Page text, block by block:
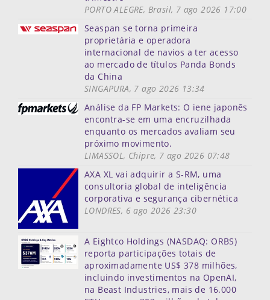
PORTO ALEGRE, Brasil, 7 ago 2026 17:00
Seaspan se torna primeira
proprietária e operadora
internacional de navios a ter acesso
ao mercado de títulos Panda Bonds
da China
SINGAPURA, 7 ago 2026 13:34
Análise da FP Markets: O iene japonês
encontra-se em uma encruzilhada
enquanto os mercados avaliam seu
próximo movimento.
LIMASSOL, Chipre, 7 ago 2026 07:48
AXA XL vai adquirir a S-RM, uma
consultoria global de inteligência
corporativa e segurança cibernética
LONDRES, 6 ago 2026 23:30
A Eightco Holdings (NASDAQ: ORBS)
reporta participações totais de
aproximadamente US$ 378 milhões,
incluindo investimentos na OpenAI,
na Beast Industries, mais de 16.000